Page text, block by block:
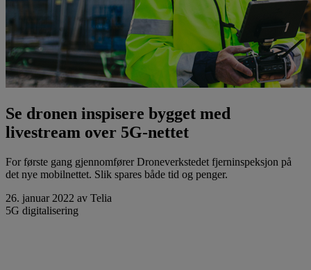
Se dronen inspisere bygget med
livestream over 5G-nettet
For første gang gjennomfører Droneverkstedet fjerninspeksjon på
det nye mobilnettet. Slik spares både tid og penger.
26. januar 2022 av Telia
5G digitalisering